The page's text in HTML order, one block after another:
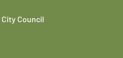
City Council